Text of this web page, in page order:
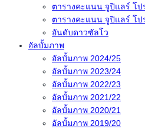
ตารางคะแนน จูปิแลร์ โป
ตารางคะแนน จูปิแลร์ โป
อันดับดาวซัลโว
อัลบั้มภาพ
อัลบั้มภาพ 2024/25
อัลบั้มภาพ 2023/24
อัลบั้มภาพ 2022/23
อัลบั้มภาพ 2021/22
อัลบั้มภาพ 2020/21
อัลบั้มภาพ 2019/20